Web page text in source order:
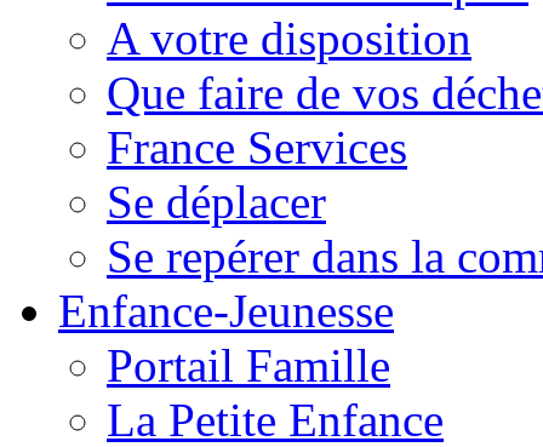
A votre disposition
Que faire de vos
France Services
Se déplacer
Se repérer dans la
Enfance-Jeunesse
Portail Famille
La Petite Enfance